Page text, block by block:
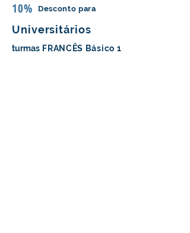
10% Desconto para
Universitários
turmas FRANCÊS Básico 1